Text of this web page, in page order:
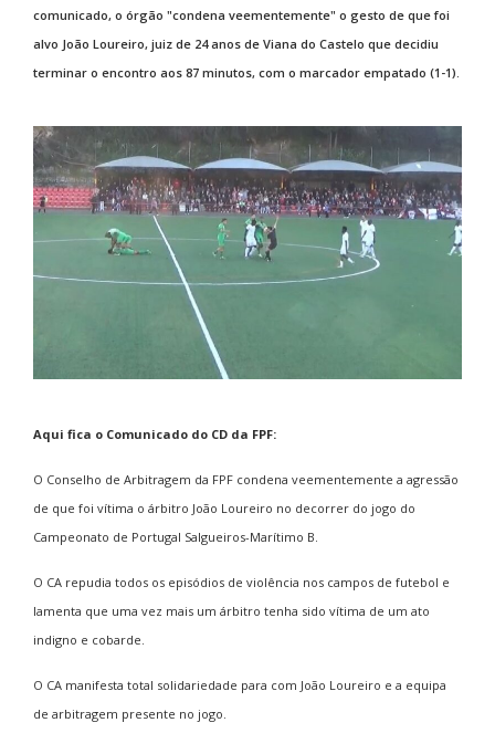
comunicado, o órgão "condena veementemente" o gesto de que foi
alvo João Loureiro, juiz de 24 anos de Viana do Castelo que decidiu
terminar o encontro aos 87 minutos, com o marcador empatado (1-1).
Aqui fica o Comunicado do CD da FPF:
O Conselho de Arbitragem da FPF condena veementemente a agressão
de que foi vítima o árbitro João Loureiro no decorrer do jogo do
Campeonato de Portugal Salgueiros-Marítimo B.
O CA repudia todos os episódios de violência nos campos de futebol e
lamenta que uma vez mais um árbitro tenha sido vítima de um ato
indigno e cobarde.
O CA manifesta total solidariedade para com João Loureiro e a equipa
de arbitragem presente no jogo.